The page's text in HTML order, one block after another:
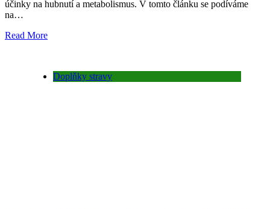
účinky na hubnutí a metabolismus. V tomto článku se podíváme
na…
Read More
Doplňky stravy